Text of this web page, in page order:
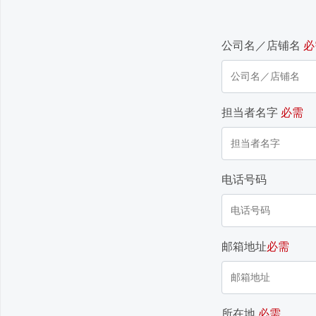
公司名／店铺名
担当者名字 必需
电话号码
邮箱地址必需